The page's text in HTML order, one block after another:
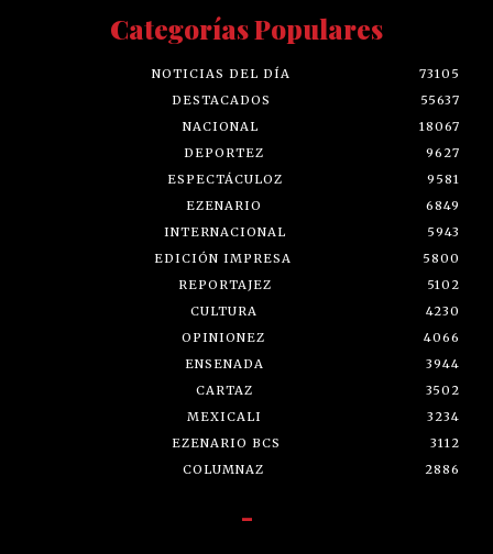
Categorías Populares
NOTICIAS DEL DÍA
73105
DESTACADOS
55637
NACIONAL
18067
DEPORTEZ
9627
ESPECTÁCULOZ
9581
EZENARIO
6849
INTERNACIONAL
5943
EDICIÓN IMPRESA
5800
REPORTAJEZ
5102
CULTURA
4230
OPINIONEZ
4066
ENSENADA
3944
CARTAZ
3502
MEXICALI
3234
EZENARIO BCS
3112
COLUMNAZ
2886
-